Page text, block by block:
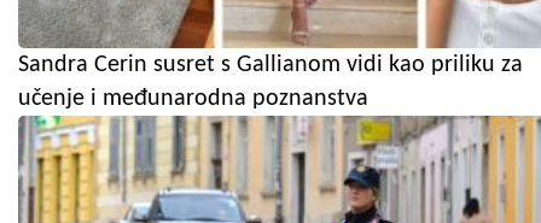
Sandra Cerin susret s Gallianom vidi kao priliku za
učenje i međunarodna poznanstva